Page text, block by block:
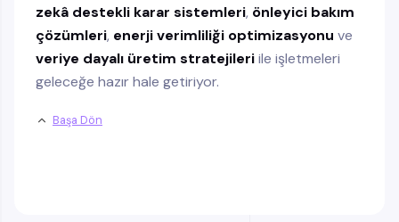
zekâ destekli karar sistemleri, önleyici bakım
çözümleri, enerji verimliliği optimizasyonu ve
veriye dayalı üretim stratejileriile işletmeleri
geleceğe hazır hale getiriyor.
Başa Dön